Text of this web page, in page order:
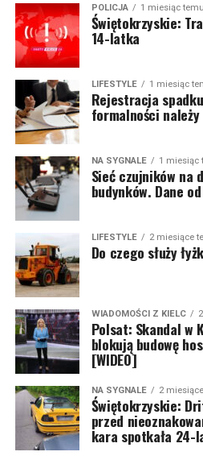
POLICJA 1 miesiąc temu
Świętokrzyskie:
14-latka
LIFESTYLE 1 miesiąc
Rejestracja
formalności należy
NA SYGNALE 1 miesiąc
Sieć czujników na
budynków. Dane
LIFESTYLE 2 miesiące
Do czego służy
WIADOMOŚCI Z KIELC
Polsat: Skandal w
blokują budowę
[WIDEO]
NA SYGNALE 2
Świętokrzyskie:
przed
kara spotkała 24-